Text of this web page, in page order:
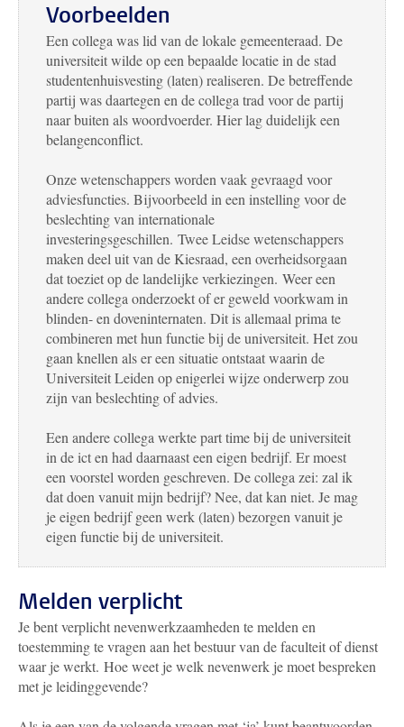
Voorbeelden
Een collega was lid van de lokale gemeenteraad. De
universiteit wilde op een bepaalde locatie in de stad
studentenhuisvesting (laten) realiseren. De betreffende
partij was daartegen en de collega trad voor de partij
naar buiten als woordvoerder. Hier lag duidelijk een
belangenconflict.
Onze wetenschappers worden vaak gevraagd voor
adviesfuncties. Bijvoorbeeld in een instelling voor de
beslechting van internationale
investeringsgeschillen. Twee Leidse wetenschappers
maken deel uit van de Kiesraad, een overheidsorgaan
dat toeziet op de landelijke verkiezingen. Weer een
andere collega onderzoekt of er geweld voorkwam in
blinden- en doveninternaten. Dit is allemaal prima te
combineren met hun functie bij de universiteit. Het zou
gaan knellen als er een situatie ontstaat waarin de
Universiteit Leiden op enigerlei wijze onderwerp zou
zijn van beslechting of advies.
Een andere collega werkte part time bij de universiteit
in de ict en had daarnaast een eigen bedrijf. Er moest
een voorstel worden geschreven. De collega zei: zal ik
dat doen vanuit mijn bedrijf? Nee, dat kan niet. Je mag
je eigen bedrijf geen werk (laten) bezorgen vanuit je
eigen functie bij de universiteit.
Melden verplicht
Je bent verplicht nevenwerkzaamheden te melden en
toestemming te vragen aan het bestuur van de faculteit of dienst
waar je werkt. Hoe weet je welk nevenwerk je moet bespreken
met je leidinggevende?